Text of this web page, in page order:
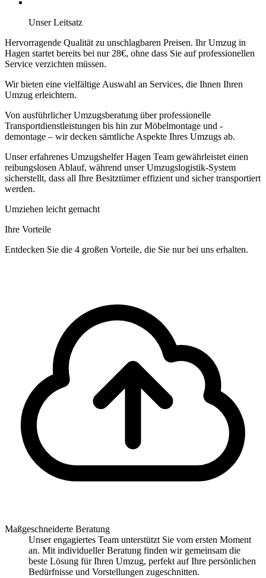
Unser Leitsatz
Hervorragende Qualität zu unschlagbaren Preisen. Ihr Umzug in
Hagen startet bereits bei nur 28€, ohne dass Sie auf professionellen
Service verzichten müssen.
Wir bieten eine vielfältige Auswahl an Services, die Ihnen Ihren
Umzug erleichtern.
Von ausführlicher Umzugsberatung über professionelle
Transportdienstleistungen bis hin zur Möbelmontage und -
demontage – wir decken sämtliche Aspekte Ihres Umzugs ab.
Unser erfahrenes Umzugshelfer Hagen Team gewährleistet einen
reibungslosen Ablauf, während unser Umzugslogistik-System
sicherstellt, dass all Ihre Besitztümer effizient und sicher transportiert
werden.
Umziehen leicht gemacht
Ihre Vorteile
Entdecken Sie die 4 großen Vorteile, die Sie nur bei uns erhalten.
Maßgeschneiderte Beratung
Unser engagiertes Team unterstützt Sie vom ersten Moment
an. Mit individueller Beratung finden wir gemeinsam die
beste Lösung für Ihren Umzug, perfekt auf Ihre persönlichen
Bedürfnisse und Vorstellungen zugeschnitten.